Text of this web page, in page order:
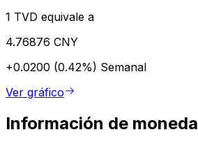
1 TVD equivale a
4.76876 CNY
+0.0200 (0.42%) Semanal
Ver gráfico
Información de moneda